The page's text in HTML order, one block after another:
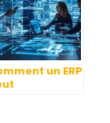
un ERP